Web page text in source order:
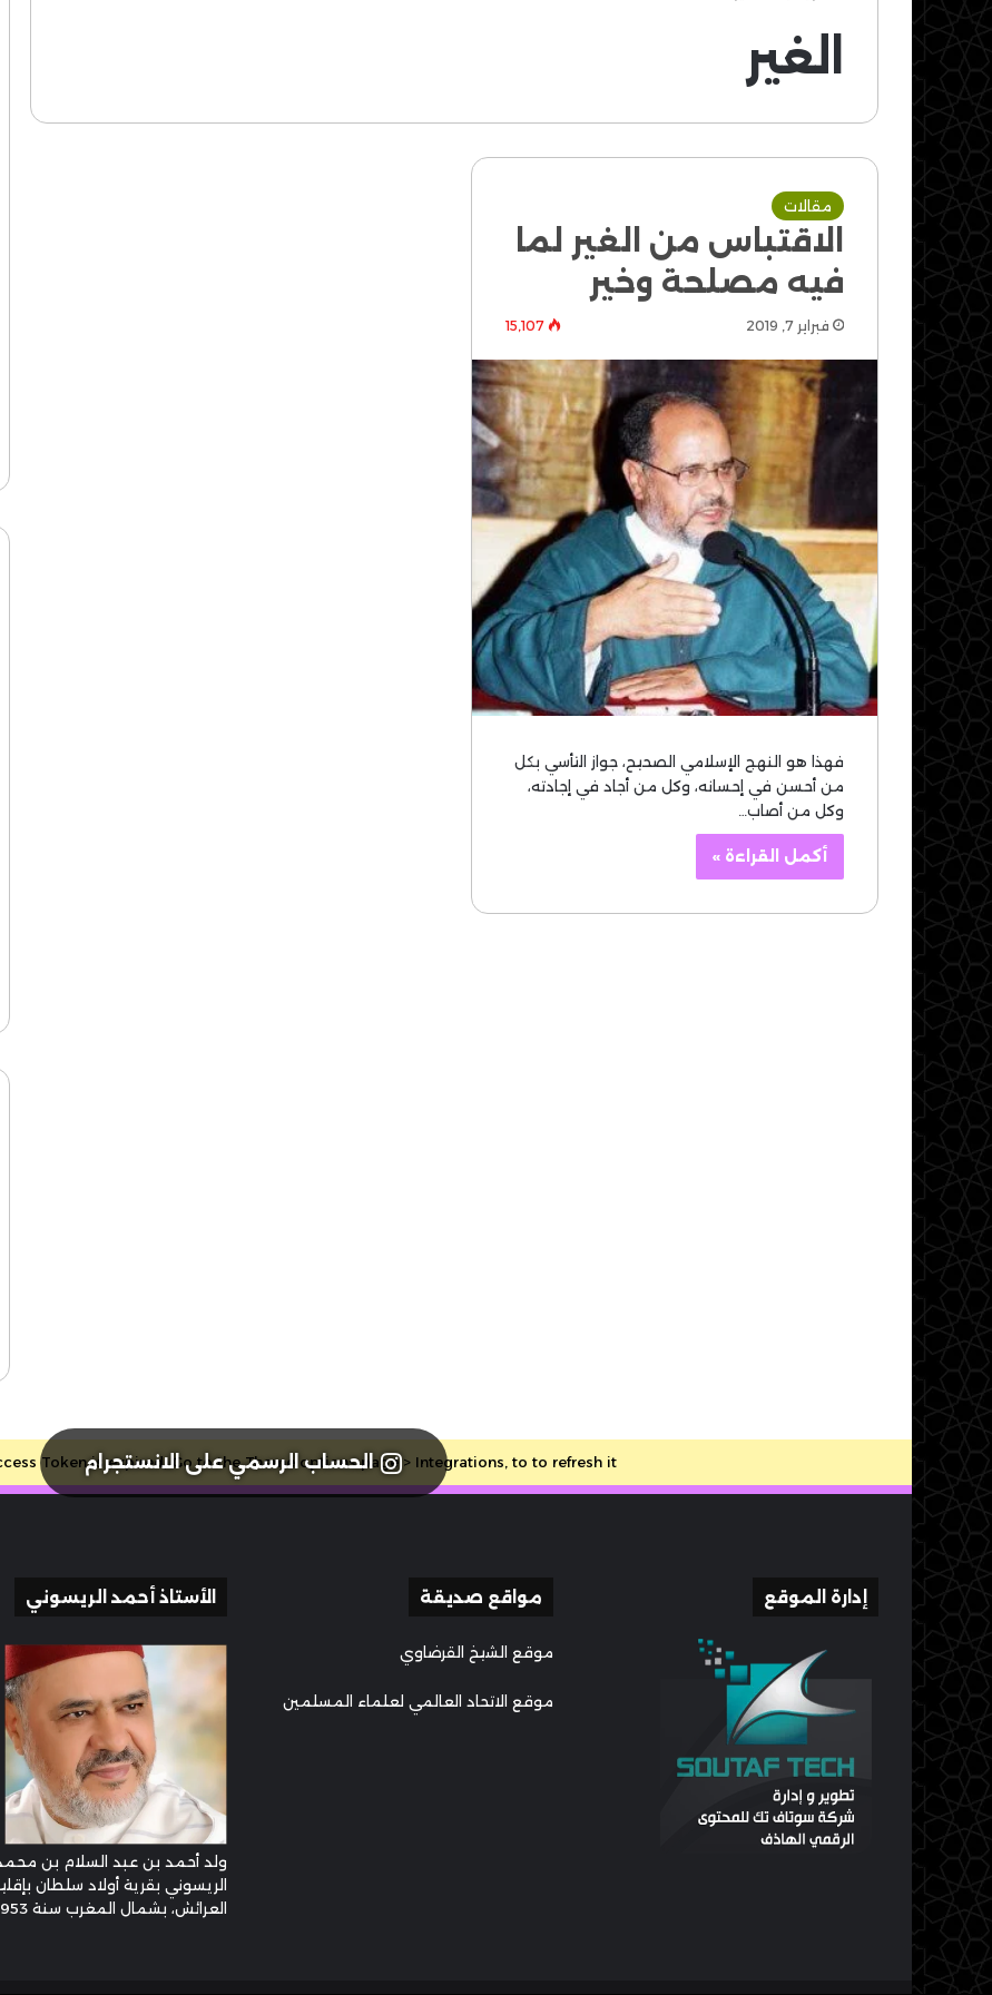
الغير
مقالات
الاقتباس من الغير لما
فيه مصلحة وخير
فبراير 7, 2019 15٬107
فهذا هو النهج الإسلامي الصحيح، جواز التأسي بكل
من أحسن في إحسانه، وكل من أجاد في إجادته،
وكل من أصاب…
أكمل القراءة »
الحساب الرسمي على الانستجرام
Token is expired, Go to the Theme options page > Integrations, to to refresh it.
إدارة الموقع مواقع صديقة
موقع الشيخ القرضاوي
موقع الاتحاد العالمي لعلماء المسلمين
الأستاذ أحمد الريسوني
ولد أحمد بن عبد السلام بن
الريسوني بقرية أولاد سلطان
العرائش، بشمال المغرب سنة 1953م ...